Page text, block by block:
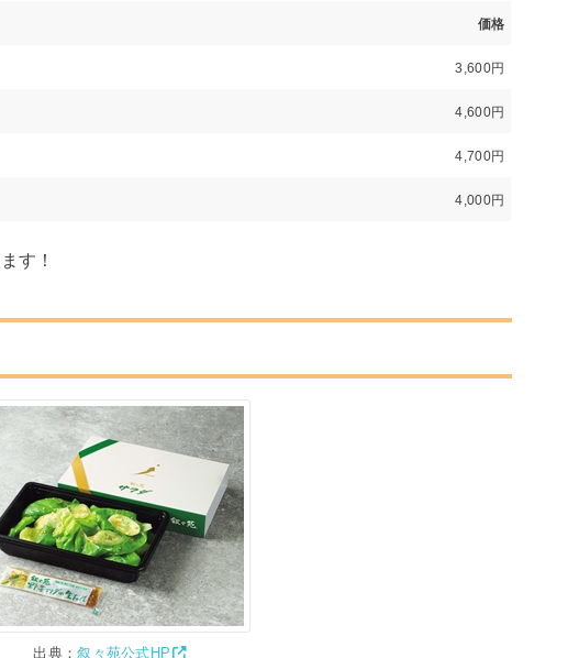
価格
3,600円
4,600円
4,700円
4,000円
す！
出典：叙々苑公式HP